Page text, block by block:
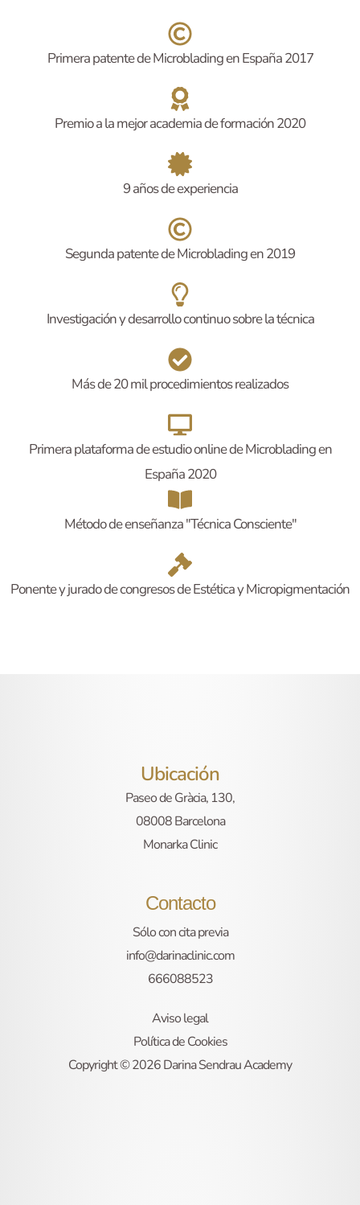
Primera patente de Microblading en España 2017
Premio a la mejor academia de formación 2020
9 años de experiencia
Segunda patente de Microblading en 2019
Investigación y desarrollo continuo sobre la técnica
Más de 20 mil procedimientos realizados
Primera plataforma de estudio online de Microblading en
España 2020
Método de enseñanza "Técnica Consciente"
Ponente y jurado de congresos de Estética y Micropigmentación
Ubicación
Paseo de Gràcia, 130,
08008 Barcelona
Monarka Clinic
Contacto
Sólo con cita previa
info@darinaclinic.com
666088523
Aviso legal
Política de Cookies
Copyright © 2026 Darina Sendrau Academy